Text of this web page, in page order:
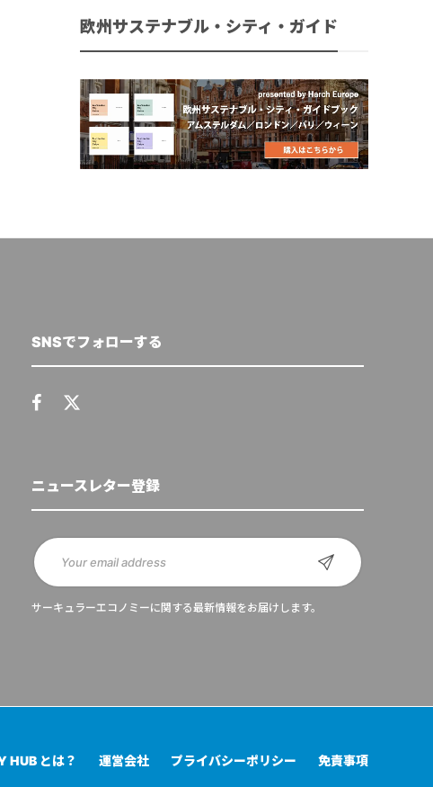
欧州サステナブル・シティ・ガイド
SNSでフォローする
ニュースレター登録
サーキュラーエコノミーに関する最新情報をお届けします。
HUB とは？ 運営会社 プライバシーポリシー 免責事項